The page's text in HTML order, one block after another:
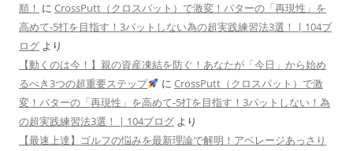
順！ に CrossPutt（クロスパット）で激変！パターの「再現性」を
高めて-5打を目指す！3パットしない為の超実践練習法3選！ | 104ブ
ログ より
【動くのは今！】親の資産凍結を防ぐ！あなたが「今日」から始め
るべき3つの超重要ステップ
に CrossPutt（クロスパット）で激
変！パターの「再現性」を高めて-5打を目指す！3パットしない！為
の超実践練習法3選！ | 104ブログ より
【最速上達】ゴルフの悩みを最新理論で解明！アベレージあっさり